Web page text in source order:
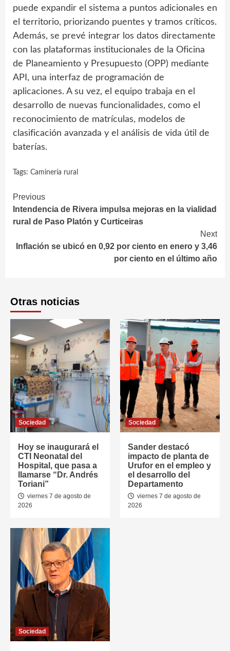
puede expandir el sistema a puntos adicionales en
el territorio, priorizando puentes y tramos críticos.
Además, se prevé integrar los datos directamente
con las plataformas institucionales de la Oficina
de Planeamiento y Presupuesto (OPP) mediante
API, una interfaz de programación de
aplicaciones. A su vez, el equipo trabaja en el
desarrollo de nuevas funcionalidades, como el
reconocimiento de matrículas, modelos de
clasificación avanzada y el análisis de vida útil de
baterías.
Tags: Caminería rural
Continue
Reading
Previous
Intendencia de Rivera impulsa mejoras en la vialidad
rural de Paso Platón y Curticeiras
Next
Inflación se ubicó en 0,92 por ciento en enero y 3,46
por ciento en el último año
Otras noticias
Sociedad
Hoy se inaugurará el
CTI Neonatal del
Hospital, que pasa a
llamarse “Dr. Andrés
Toriani”
viernes 7 de agosto de
2026
Sociedad
Sander destacó
impacto de planta de
Urufor en el empleo y
el desarrollo del
Departamento
viernes 7 de agosto de
2026
Sociedad